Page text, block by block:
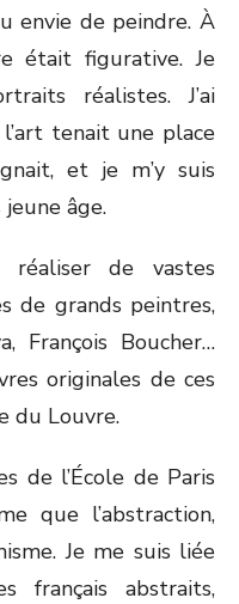
envie de peindre. À
était figurative. Je
réalistes. J’ai
tenait une place
et je m’y suis
âge.
de vastes
de grands peintres,
François Boucher…
originales de ces
du Louvre.
de l’École de Paris
que l’abstraction,
Je me suis liée
français abstraits,